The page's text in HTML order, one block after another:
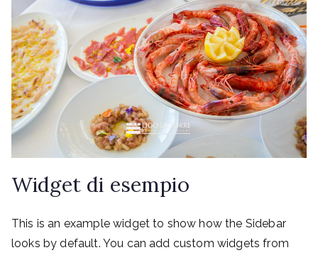
Widget di esempio
This is an example widget to show how the Sidebar
looks by default. You can add custom widgets from